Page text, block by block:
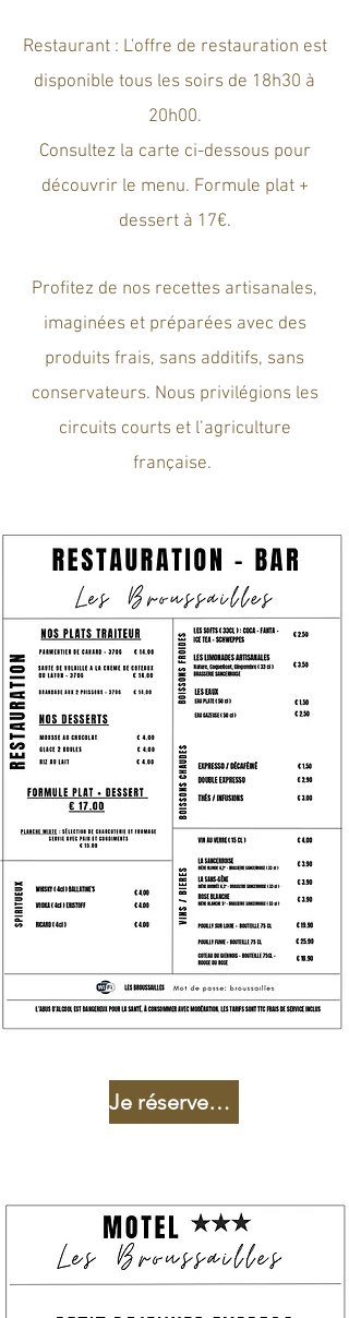
Restaurant : L'offre de restauration est
disponible tous les soirs de 18h30 à
20h00.
Consultez la carte ci-dessous pour
découvrir le menu. Formule plat +
dessert à 17€.
Profitez de nos recettes artisanales,
imaginées et préparées avec des
produits frais, sans additifs, sans
conservateurs. Nous privilégions les
circuits courts et l’agriculture
française.
Je réserve ma formule demi-pension